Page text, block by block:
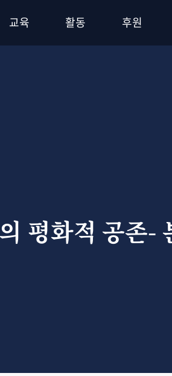
교육 활동 후원
평화적 공존-